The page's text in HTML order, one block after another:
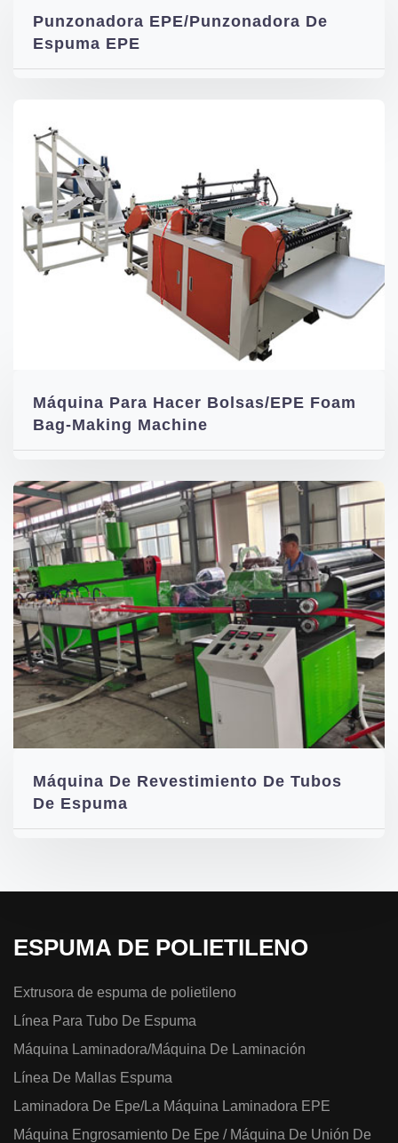
Punzonadora EPE/Punzonadora De
Espuma EPE
Máquina Para Hacer Bolsas/EPE Foam
Bag-Making Machine
Máquina De Revestimiento De Tubos
De Espuma
ESPUMA DE POLIETILENO
Extrusora de espuma de polietileno
Línea Para Tubo De Espuma
Máquina Laminadora/Máquina De Laminación
Línea De Mallas Espuma
Laminadora De Epe/La Máquina Laminadora EPE
Máquina Engrosamiento De Epe / Máquina De Unión De